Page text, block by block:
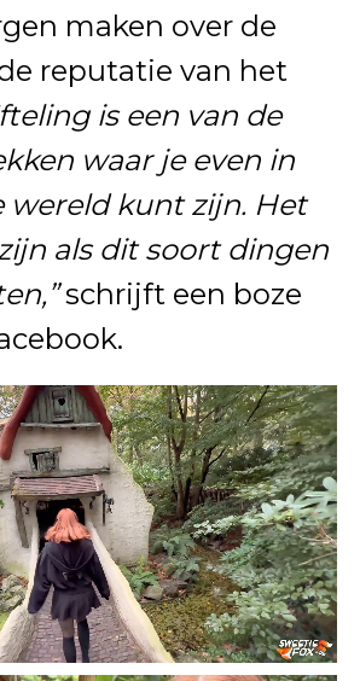
maken over de
reputatie van het
is een van de
waar je even in
wereld kunt zijn. Het
als dit soort dingen
schrijft een boze